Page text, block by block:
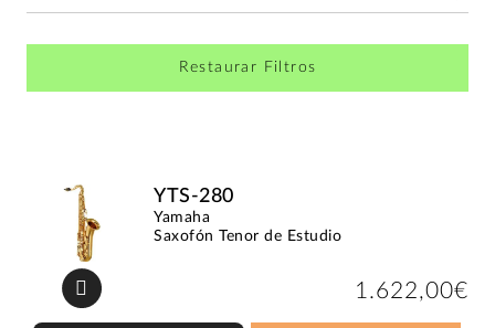
Restaurar Filtros
YTS-280
Yamaha
Saxofón Tenor de Estudio
1.622,00€